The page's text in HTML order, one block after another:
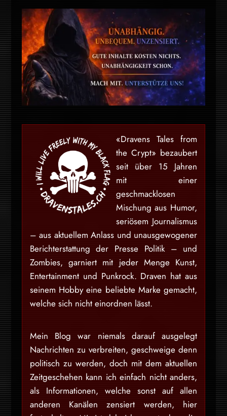
«Dravens Tales from
the Crypt» bezaubert
seit über 15 Jahren
mit einer
geschmacklosen
Mischung aus Humor,
seriösem Journalismus
– aus aktuellem Anlass und unausgewogener
Berichterstattung der Presse Politik – und
Zombies, garniert mit jeder Menge Kunst,
Entertainment und Punkrock. Draven hat aus
seinem Hobby eine beliebte Marke gemacht,
welche sich nicht einordnen lässt.
Mein Blog war niemals darauf ausgelegt
Nachrichten zu verbreiten, geschweige denn
politisch zu werden, doch mit dem aktuellen
Zeitgeschehen kann ich einfach nicht anders,
als Informationen, welche sonst auf allen
anderen Kanälen zensiert werden, hier